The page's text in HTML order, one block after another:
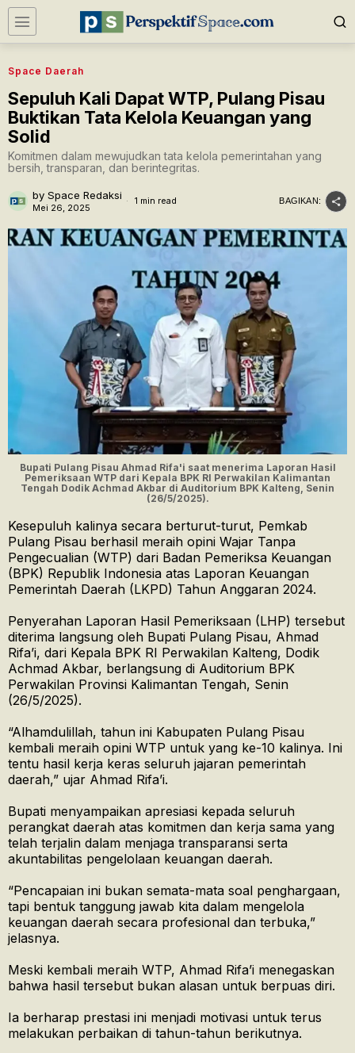
Space Daerah
Sepuluh Kali Dapat WTP, Pulang Pisau
Buktikan Tata Kelola Keuangan yang
Solid
Komitmen dalam mewujudkan tata kelola pemerintahan yang
bersih, transparan, dan berintegritas.
by Space Redaksi
Mei 26, 2025
1 min read BAGIKAN:
Bupati Pulang Pisau Ahmad Rifa'i saat menerima Laporan Hasil
Pemeriksaan WTP dari Kepala BPK RI Perwakilan Kalimantan
Tengah Dodik Achmad Akbar di Auditorium BPK Kalteng, Senin
(26/5/2025).
Kesepuluh kalinya secara berturut-turut, Pemkab
Pulang Pisau berhasil meraih opini Wajar Tanpa
Pengecualian (WTP) dari Badan Pemeriksa Keuangan
(BPK) Republik Indonesia atas Laporan Keuangan
Pemerintah Daerah (LKPD) Tahun Anggaran 2024.
Penyerahan Laporan Hasil Pemeriksaan (LHP) tersebut
diterima langsung oleh Bupati Pulang Pisau, Ahmad
Rifa’i, dari Kepala BPK RI Perwakilan Kalteng, Dodik
Achmad Akbar, berlangsung di Auditorium BPK
Perwakilan Provinsi Kalimantan Tengah, Senin
(26/5/2025).
“Alhamdulillah, tahun ini Kabupaten Pulang Pisau
kembali meraih opini WTP untuk yang ke-10 kalinya. Ini
tentu hasil kerja keras seluruh jajaran pemerintah
daerah,” ujar Ahmad Rifa’i.
Bupati menyampaikan apresiasi kepada seluruh
perangkat daerah atas komitmen dan kerja sama yang
telah terjalin dalam menjaga transparansi serta
akuntabilitas pengelolaan keuangan daerah.
“Pencapaian ini bukan semata-mata soal penghargaan,
tapi bentuk tanggung jawab kita dalam mengelola
keuangan daerah secara profesional dan terbuka,”
jelasnya.
Meski kembali meraih WTP, Ahmad Rifa’i menegaskan
bahwa hasil tersebut bukan alasan untuk berpuas diri.
Ia berharap prestasi ini menjadi motivasi untuk terus
melakukan perbaikan di tahun-tahun berikutnya.